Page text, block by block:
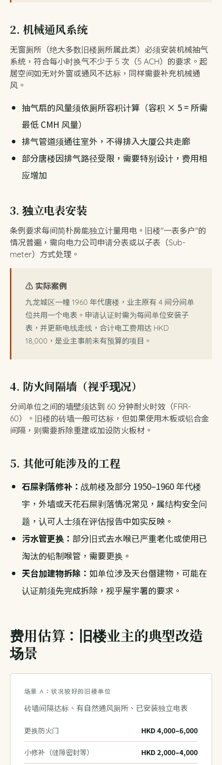
2. 机械通风系统
无窗厕所（绝大多数旧楼厕所属此类）必须安装机械抽气
系统，符合每小时换气不少于 5 次（5 ACH）的要求。起
居空间如无对外窗或通风不达标，同样需要补充机械通
风。
抽气扇的风量须依厕所容积计算（容积 × 5 = 所需
最低 CMH 风量）
排气管道须通往室外，不得排入大厦公共走廊
部分唐楼因排气路径受限，需要特别设计，费用相
应增加
3. 独立电表安装
条例要求每间简朴房能独立计量用电。旧楼"一表多户"的
情况普遍，需向电力公司申请分表或以子表（Sub-
meter）方式处理。
⚠️ 实际案例
九龙城区一幢 1960 年代唐楼，业主原有 4 间分间单
位共用一个电表。申请认证时需为每间单位安装子
表，并更新电线走线，合计电工费用达 HKD
18,000，是业主事前未有预算的项目。
4. 防火间隔墙（视乎现况）
分间单位之间的墙壁须达到 60 分钟耐火时效（FRR-
60）。旧楼的砖墙一般可达标，但如果使用木板或铝合金
间隔，则需要拆除重建或加设防火板材。
5. 其他可能涉及的工程
石屎剥落修补： 战前楼及部分 1950–1960 年代楼
宇，外墙或天花石屎剥落情况常见，属结构安全问
题，认可人士须在评估报告中如实反映。
污水管更换： 部分旧式去水喉已严重老化或使用已
淘汰的铅制喉管，需要更换。
天台加建物拆除： 如单位涉及天台僭建物，可能在
认证前须先完成拆除，视乎屋宇署的要求。
费用估算：旧楼业主的典型改造
场景
场景 A：状况较好的旧楼单位
砖墙间隔达标、有自然通风厕所、已安装独立电表
更换防火门 HKD 4,000–6,000
小修补（缝隙密封等） HKD 2,000–4,000